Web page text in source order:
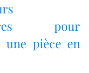
pour
une pièce en